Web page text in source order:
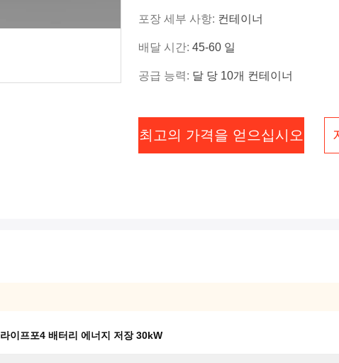
포장 세부 사항: 컨테이너
배달 시간: 45-60 일
공급 능력: 달 당 10개 컨테이너
최고의 가격을 얻으십시오
라이프포4 배터리 에너지 저장 30kW